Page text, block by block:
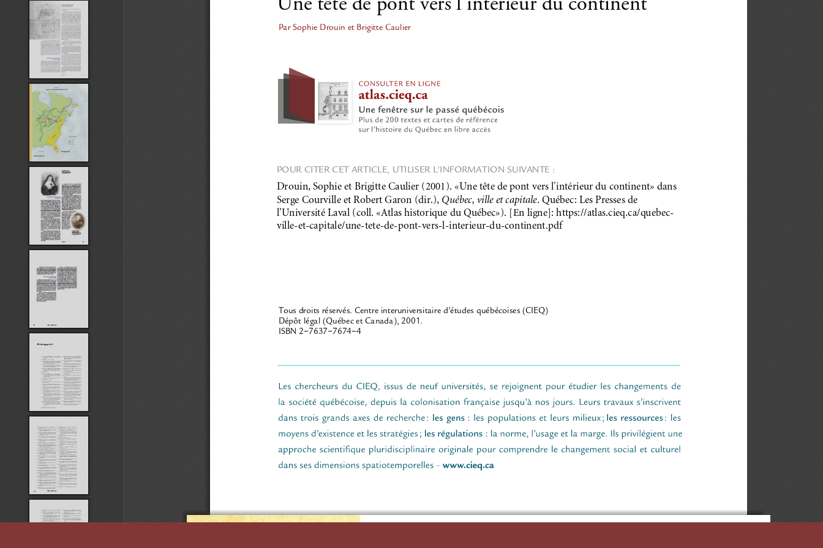
POUR CITER CET ARTICLE, UTILISER L’INFORMATION SUIVANTE :
Drouin, Sophie et Brigitte Caulier (2001). «Une tête de pont vers l'intérieur du continent» dans
Serge Courville et Robert Garon (dir.), Québec, ville et capitale. Québec: Les Presses de
l'Université Laval (coll. «Atlas historique du Québec»). [En ligne]: https://atlas.cieq.ca/quebec-
ville-et-capitale/une-tete-de-pont-vers-l-interieur-du-continent.pdf
Tous droits réservés. Centre interuniversitaire d’études québécoises (CIEQ)
Dépôt légal (Québec et Canada), 2001.
ISBN 2‐ 7637‐ 7674‐ 4
Par Sophie Drouin et Brigitte Caulier
Une tête de pont vers l'intérieur du continent